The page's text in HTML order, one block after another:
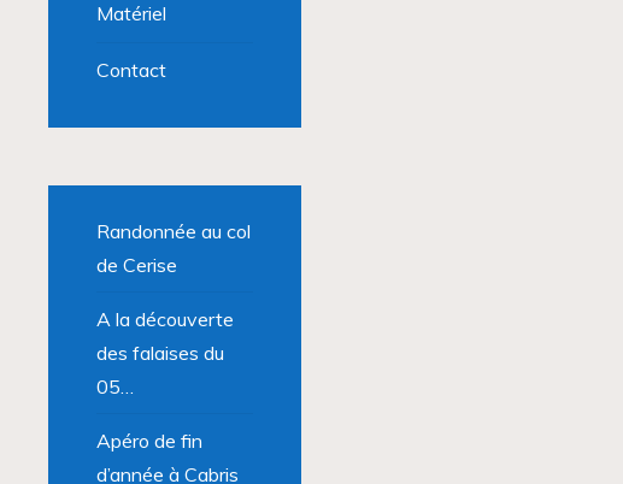
Matériel
Contact
Randonnée au col
de Cerise
A la découverte
des falaises du
05…
Apéro de fin
d’année à Cabris